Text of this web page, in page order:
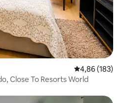
4,86 av 5 i
4,86 (183)
Close To Resorts World